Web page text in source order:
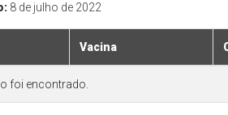
8 de julho de 2022
Vacina
foi encontrado.